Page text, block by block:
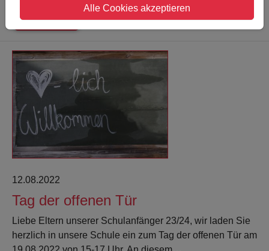
Weiterlesen
12.08.2022
Tag der offenen Tür
Liebe Eltern unserer Schulanfänger 23/24, wir laden Sie
herzlich in unsere Schule ein zum Tag der offenen Tür am
Alle Cookies akzeptieren